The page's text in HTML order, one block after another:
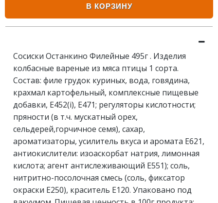
В КОРЗИНУ
Сосиски Останкино Филейные 495г . Изделия
колбасные вареные из мяса птицы 1 сорта.
Состав: филе грудок куриных, вода, говядина,
крахмал картофельный, комплексные пищевые
добавки, Е452(i), Е471; регуляторы кислотности;
пряности (в т.ч. мускатный орех,
сельдерей,горчичное семя), сахар,
ароматизаторы, усилитель вкуса и аромата Е621,
антиокислители: изоаскорбат натрия, лимонная
кислота; агент антислеживающий Е551); соль,
нитритно-посолочная смесь (соль, фиксатор
окраски Е250), краситель Е120. Упаковано под